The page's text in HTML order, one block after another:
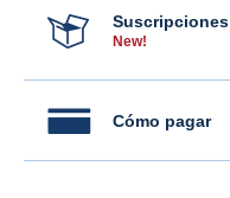
Suscripciones
New!
Cómo pagar